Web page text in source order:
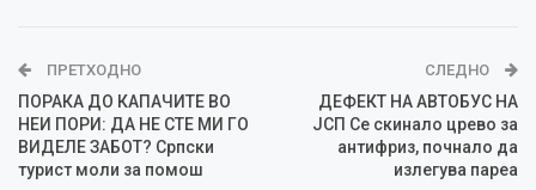
ПРЕТХОДНО
ПОРАКА ДО КАПАЧИТЕ ВО
НЕИ ПОРИ: ДА НЕ СТЕ МИ ГО
ВИДЕЛЕ ЗАБОТ? Српски
турист моли за помош
СЛЕДНО
ДЕФЕКТ НА АВТОБУС НА
ЈСП Се скинало црево за
антифриз, почнало да
излегува пареа